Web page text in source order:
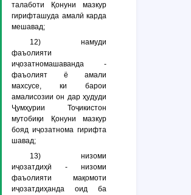
талаботи Қонуни мазкур
гирифташуда амалӣ карда
мешавад;
12) намуди
фаъолияти
иҷозатномашаванда -
фаъолият ё амали
махсусе, ки барои
амалисозии он дар ҳудуди
Ҷумҳурии Тоҷикистон
мутобиқи Қонуни мазкур
бояд иҷозатнома гирифта
шавад;
13) низоми
иҷозатдиҳӣ - низоми
фаъолияти мақомоти
иҷозатдиҳанда оид ба